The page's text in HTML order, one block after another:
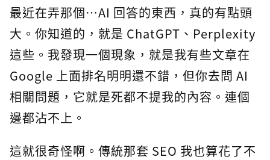
最近在弄那個…AI 回答的東西，真的有點頭
大。你知道的，就是 ChatGPT、Perplexity
這些。我發現一個現象，就是我有些文章在
Google 上面排名明明還不錯，但你去問 AI
相關問題，它就是死都不提我的內容。連個
邊都沾不上。
這就很奇怪啊。傳統那套 SEO 我也算花了不